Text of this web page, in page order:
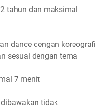
tahun dan maksimal
dance dengan koreografi
sesuai dengan tema
7 menit
tidak